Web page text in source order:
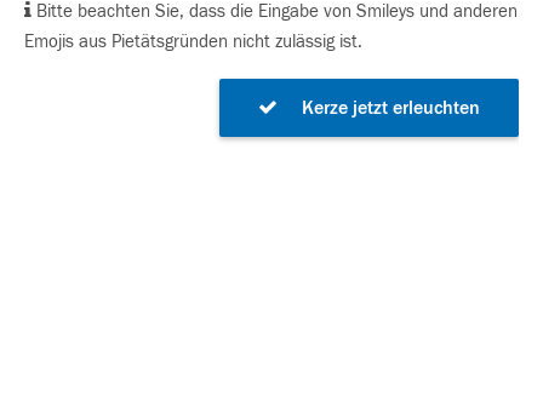
Bitte beachten Sie, dass die Eingabe von Smileys und anderen
Emojis aus Pietätsgründen nicht zulässig ist.
Kerze jetzt erleuchten